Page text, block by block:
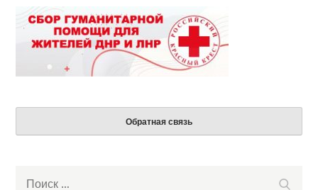
Обратная связь
Search